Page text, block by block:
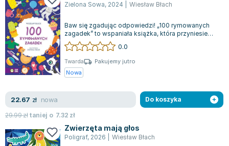
Nela Mała Reporterka
Agnieszka Maciąg
Barbara Wrzesińska
Terry Pratchett
Virginia Woolf
Lorraine Warren
Lucinda Riley
Jacek Walkiewicz
Zielona Sowa, 2024 Wiesław Błach
Baw się zgadując odpowiedzi! „100 rymowanych
zagadek” to wspaniała książka, która przyniesie
rozrywkę dla każdego członka rodziny....
0.0
Twarda
Pakujemy jutro
Nowa
22.67 zł nowa
29.99złtaniej o 7.32 zł
Do koszyka
Zwierzęta mają głos
Poligraf, 2026 Wiesław Błach